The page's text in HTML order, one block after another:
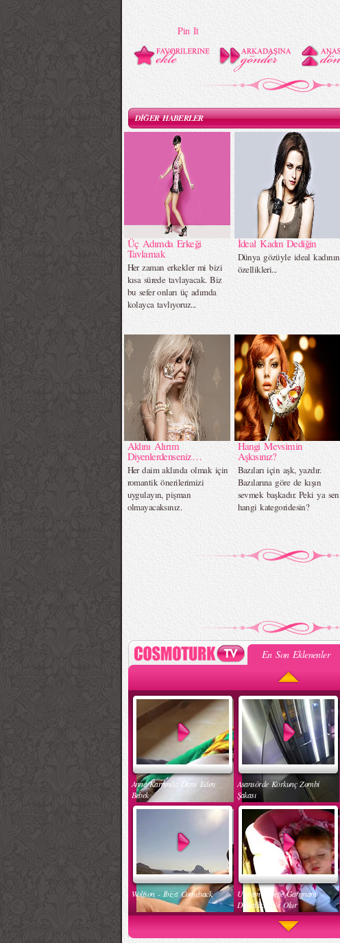
Pin It
DİĞER HABERLER
Üç Adımda Erkeği
Tavlamak
Her zaman erkekler mi bizi
kısa sürede tavlayacak. Biz
bu sefer onları üç adımda
kolayca tavlıyoruz...
İdeal Kadın Dediğin
Dünya gözüyle ideal kadının
özellikleri...
Aklını Alırım
Diyenlerdenseniz…
Her daim aklında olmak için
romantik önerilerimizi
uygulayın, pişman
olmayacaksınız.
Hangi Mevsimin
Aşkısınız?
Bazıları için aşk, yazdır.
Bazılarına göre de kışın
sevmek başkadır. Peki ya sen
hangi kategoridesin?
En Son Eklenenler
Anne Karnında Dans Eden
Bebek
Asansörde Korkunç Zombi
Şakası
Wolfson - Ibiza Comeback
Uyuyan Bebeğe Gangnam
Dinletilirse Ne Olur